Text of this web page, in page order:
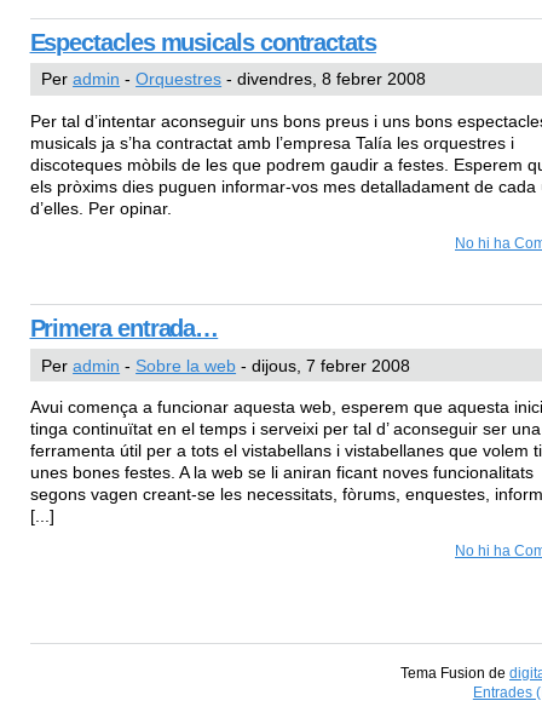
Espectacles musicals contractats
Peradmin -Orquestres - divendres, 8 febrer 2008
Per tal d’intentar aconseguir uns bons preus i uns bons
musicals ja s’ha contractat amb l’empresa Talía les orquestres i
discoteques mòbils de les que podrem gaudir a festes. Esperem
els pròxims dies puguen informar-vos mes detalladament de cada
d’elles. Per opinar.
No hi ha
Primera entrada…
Peradmin - Sobre la web - dijous, 7 febrer 2008
Avui comença a funcionar aquesta web, esperem que aquesta
tinga continuïtat en el temps i serveixi per tal d’ aconseguir ser una
ferramenta útil per a tots el vistabellans i vistabellanes que volem
unes bones festes. A la web se li aniran ficant noves funcionalitats
segons vagen creant-se les necessitats, fòrums, enquestes,
[...]
No hi ha
Tema Fusion de
Entrades